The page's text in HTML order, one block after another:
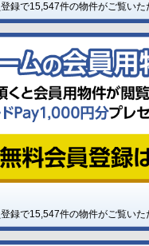
録で15,547件の物件がご覧いた
録で15,547件の物件がご覧いた